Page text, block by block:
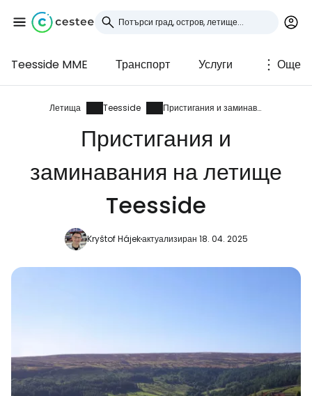
Teesside MME Транспорт Услуги Още
Летища Teesside Пристигания и заминавания
Пристигания и
заминавания на летище
Teesside
Kryštof Hájekактуализиран 18. 04. 2025
Влезте в Cestee
... световната общност на туристите
Продължете с Facebook
Продължете с имейл